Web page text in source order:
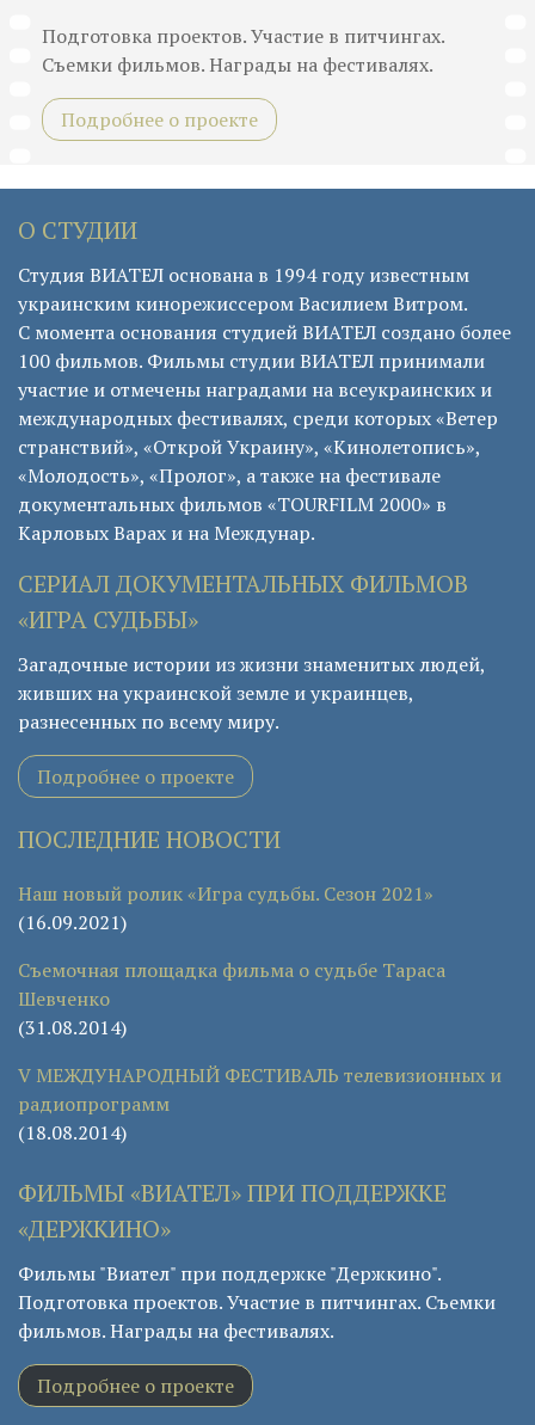
Подготовка проектов. Участие в питчингах.
Съемки фильмов. Награды на фестивалях.
Подробнее о проекте
О СТУДИИ
Студия ВИАТЕЛ основана в 1994 году известным
украинским кинорежиссером Василием Витром.
С момента основания студией ВИАТЕЛ создано более
100 фильмов. Фильмы студии ВИАТЕЛ принимали
участие и отмечены наградами на всеукраинских и
международных фестивалях, среди которых «Ветер
странствий», «Открой Украину», «Кинолетопись»,
«Молодость», «Пролог», а также на фестивале
документальных фильмов «TOURFILM 2000» в
Карловых Варах и на Междунар.
СЕРИАЛ ДОКУМЕНТАЛЬНЫХ ФИЛЬМОВ
«ИГРА СУДЬБЫ»
Загадочные истории из жизни знаменитых людей,
живших на украинской земле и украинцев,
разнесенных по всему миру.
Подробнее о проекте
ПОСЛЕДНИЕ НОВОСТИ
Наш новый ролик «Игра судьбы. Сезон 2021»
(16.09.2021)
Съемочная площадка фильма о судьбе Тараса
Шевченко
(31.08.2014)
V МЕЖДУНАРОДНЫЙ ФЕСТИВАЛЬ телевизионных и
радиопрограмм
(18.08.2014)
ФИЛЬМЫ «ВИАТЕЛ» ПРИ ПОДДЕРЖКЕ
«ДЕРЖКИНО»
Фильмы "Виател" при поддержке "Держкино".
Подготовка проектов. Участие в питчингах. Съемки
фильмов. Награды на фестивалях.
Подробнее о проекте